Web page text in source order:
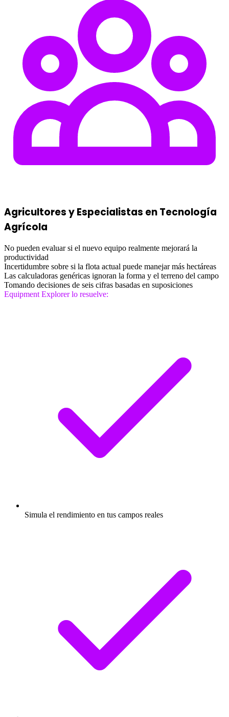
Agricultores y Especialistas en Tecnología
Agrícola
No pueden evaluar si el nuevo equipo realmente mejorará la
productividad
Incertidumbre sobre si la flota actual puede manejar más hectáreas
Las calculadoras genéricas ignoran la forma y el terreno del campo
Tomando decisiones de seis cifras basadas en suposiciones
Equipment Explorer lo resuelve:
Simula el rendimiento en tus campos reales